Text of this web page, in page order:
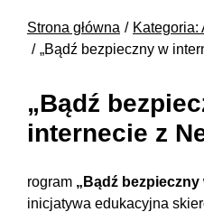
Strona główna
Kategoria:
„Bądź bezpieczny w
„Bądź
internecie z
rogram „Bądź bezpieczny
inicjatywa edukacyjna